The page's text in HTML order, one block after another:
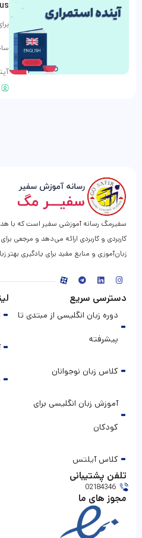
سفیرمگ رسانه آموزشی سفیر است که با
کاربردی و کاربردی ارائه می‌دهد و مرجعی
زبان‌آموزی و منابع مفید برای یادگیری
دسترسی سریع
دوره زبان انگلیسی از مبتدی تا
پیشرفته
کلاس زبان نوجوانان
آموزش زبان انگلیسی برای
کودکان
کلاس آیلتس
تلفن پشتیبانی
02184346
مجوز های ما